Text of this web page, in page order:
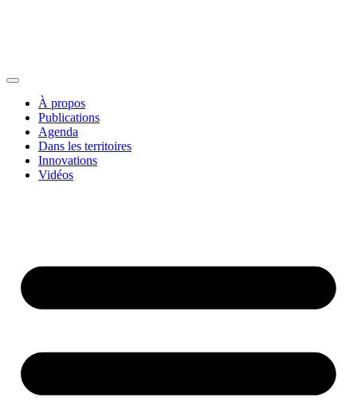
À propos
Publications
Agenda
Dans les territoires
Innovations
Vidéos